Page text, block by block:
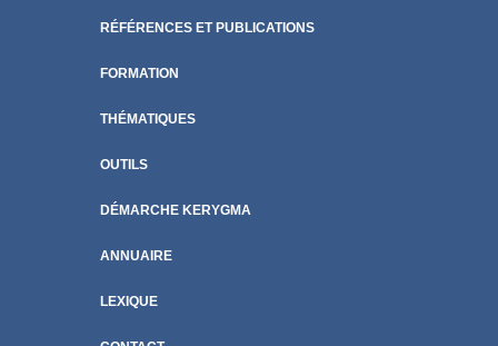
RÉFÉRENCES ET PUBLICATIONS
FORMATION
THÉMATIQUES
OUTILS
DÉMARCHE KERYGMA
ANNUAIRE
LEXIQUE